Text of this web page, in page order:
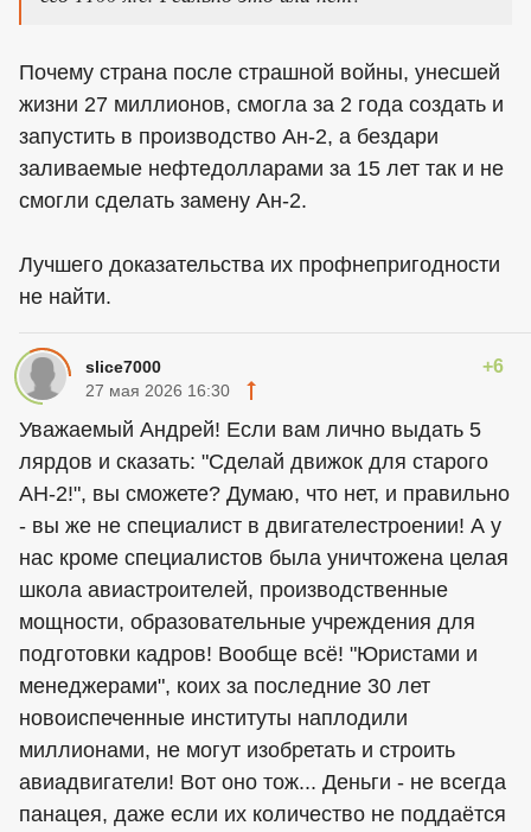
Почему страна после страшной войны, унесшей
жизни 27 миллионов, смогла за 2 года создать и
запустить в производство Ан-2, а бездари
заливаемые нефтедолларами за 15 лет так и не
смогли сделать замену Ан-2.
Лучшего доказательства их профнепригодности
не найти.
slice7000 +6
27 мая 2026 16:30
Уважаемый Андрей! Если вам лично выдать 5
лярдов и сказать: "Сделай движок для старого
АН-2!", вы сможете? Думаю, что нет, и правильно
- вы же не специалист в двигателестроении! А у
нас кроме специалистов была уничтожена целая
школа авиастроителей, производственные
мощности, образовательные учреждения для
подготовки кадров! Вообще всё! "Юристами и
менеджерами", коих за последние 30 лет
новоиспеченные институты наплодили
миллионами, не могут изобретать и строить
авиадвигатели! Вот оно тож... Деньги - не всегда
панацея, даже если их количество не поддаётся